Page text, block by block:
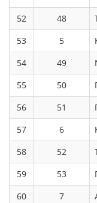
52
48
53
5
54
49
55
50
56
51
57
6
58
52
59
53
60
7